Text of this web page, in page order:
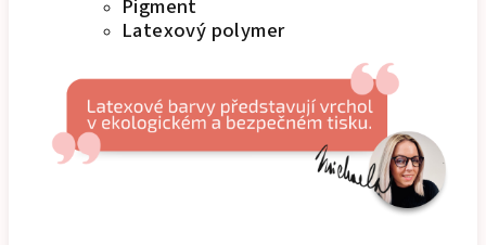
Pigment
Latexový polymer